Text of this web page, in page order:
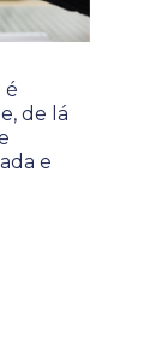
é
de lá
e